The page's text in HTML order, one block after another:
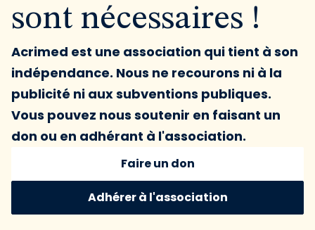
sont nécessaires !
Acrimed est une association qui tient à son
indépendance. Nous ne recourons ni à la
publicité ni aux subventions publiques.
Vous pouvez nous soutenir en faisant un
don ou en adhérant à l'association.
Faire un don
Adhérer à l'association